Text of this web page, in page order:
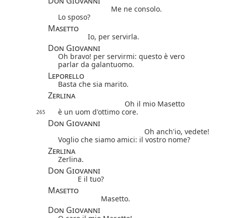
Me ne consolo.
Lo sposo?
Masetto
Io, per servirla.
Don Giovanni
Oh bravo! per servirmi: questo è vero
parlar da galantuomo.
Leporello
Basta che sia marito.
Zerlina
Oh il mio Masetto
265 è un uom d'ottimo core.
Don Giovanni
Oh anch'io, vedete!
Voglio che siamo amici: il vostro nome?
Zerlina
Zerlina.
Don Giovanni
E il tuo?
Masetto
Masetto.
Don Giovanni